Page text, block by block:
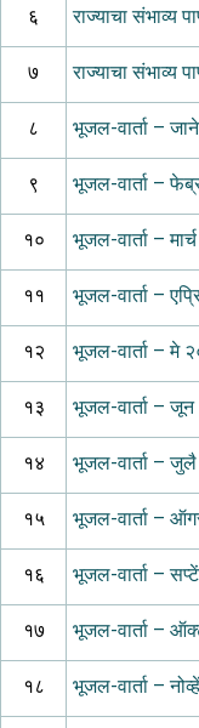
६ राज्याचा संभाव्य
७ राज्याचा संभाव्य
८ भूजल-वार्ता –
९ भूजल-वार्ता –
१० भूजल-वार्ता –
११ भूजल-वार्ता –
१२ भूजल-वार्ता – मे
१३ भूजल-वार्ता –
१४ भूजल-वार्ता –
१५ भूजल-वार्ता –
१६ भूजल-वार्ता –
१७ भूजल-वार्ता –
१८ भूजल-वार्ता –